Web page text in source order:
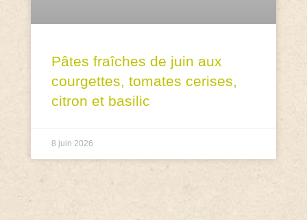
Pâtes fraîches de juin aux
courgettes, tomates cerises,
citron et basilic
8 juin 2026